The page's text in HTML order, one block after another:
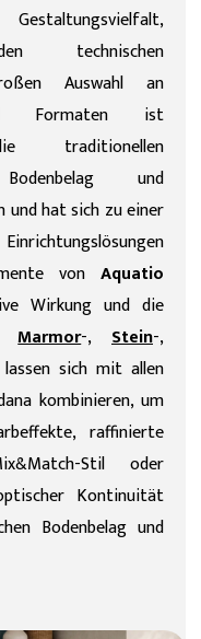
technischen
Auswahl an
Formaten ist
und
und hat sich zu einer
von Aquatio
Wirkung und die
Marmor-, Stein-,
sich mit allen
kombinieren, um
raffinierte
Stil oder
Kontinuität
Bodenbelag und